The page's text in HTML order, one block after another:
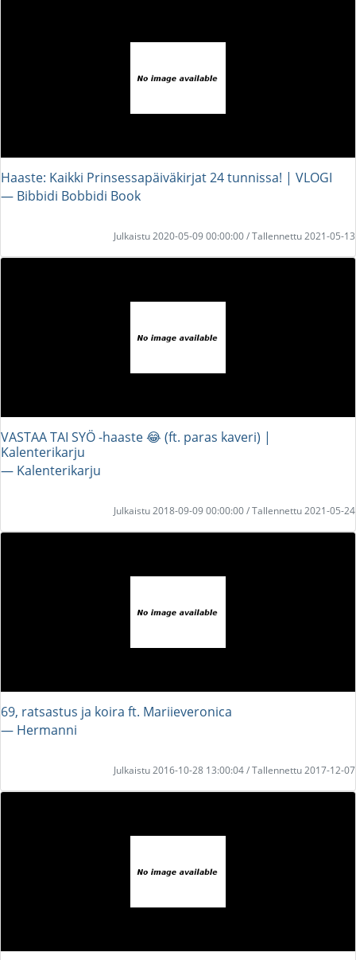
Haaste: Kaikki Prinsessapäiväkirjat 24 tunnissa! | VLOGI
― Bibbidi Bobbidi Book
Julkaistu 2020-05-09 00:00:00 / Tallennettu 2021-05-13
VASTAA TAI SYÖ -haaste 😂 (ft. paras kaveri) |
Kalenterikarju
― Kalenterikarju
Julkaistu 2018-09-09 00:00:00 / Tallennettu 2021-05-24
69, ratsastus ja koira ft. Mariieveronica
― Hermanni
Julkaistu 2016-10-28 13:00:04 / Tallennettu 2017-12-07